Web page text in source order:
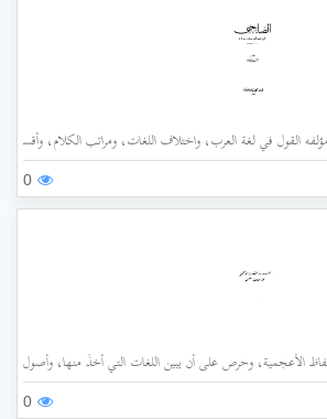
القول في لغة العرب، واختلاف اللغات، ومراتب الكلام،
0
الأعجمية، وحرص على أن يبين اللغات التي أُخذَ منها، وأصول
0